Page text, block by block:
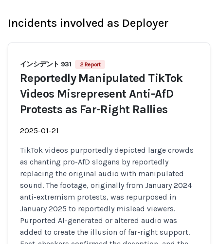
Incidents involved as Deployer
インシデント 931 2 Report
Reportedly Manipulated TikTok
Videos Misrepresent Anti-AfD
Protests as Far-Right Rallies
2025-01-21
TikTok videos purportedly depicted large crowds
as chanting pro-AfD slogans by reportedly
replacing the original audio with manipulated
sound. The footage, originally from January 2024
anti-extremism protests, was repurposed in
January 2025 to reportedly mislead viewers.
Purported AI-generated or altered audio was
added to create the illusion of far-right support.